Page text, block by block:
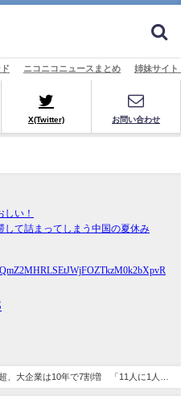
ニコニコニュースまとめ 姉妹サイ
X(Twitter) お問い合わせ
、大企業は10年で7割増 「11人に1人」